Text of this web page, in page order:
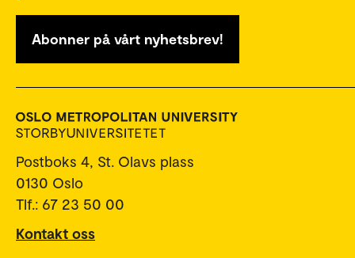
Abonner på vårt nyhetsbrev!
Postboks 4, St. Olavs plass
0130 Oslo
Tlf.: 67 23 50 00
Kontakt oss